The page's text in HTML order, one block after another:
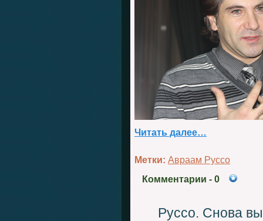
Читать далее…
Метки: Авраам Руссо
Комментарии - 0
Руссо. Снова